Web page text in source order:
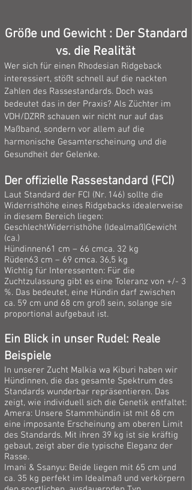
Größe und Gewicht : Der Standard
vs. die Realität
Wer sich für einen Rhodesian Ridgeback
interessiert, stößt schnell auf die nackten
Zahlen des Rassestandards. Doch was
bedeutet das in der Praxis? Als Züchter im
VDH/DZRR schauen wir nicht nur auf das
Maßband, sondern vor allem auf die
harmonische Gesamterscheinung und die
Gesundheit der Gelenke.
Der offizielle Rassestandard (FCI)
Laut Standard der FCI (Nr. 146) sollte die
Widerristhöhe eines Ridgebacks idealerweise
in diesem Bereich liegen:
GeschlechtWiderristhöhe (Idealmaß)Gewicht
(ca.)
Hündinnen61 cm – 66 cmca. 32 kg
Rüden63 cm – 69 cmca. 36,5 kg
Wichtig für Interessenten: Für die
Zuchtzulassung gibt es eine Toleranz von +/- 3
%. Das bedeutet, eine Hündin darf zwischen
ca. 59 cm und 68 cm groß sein, solange sie
proportional aufgebaut ist.
Ein Blick in unser Rudel: Reale
Beispiele
In unserer Zucht Malkia wa Kiburi haben wir
Hündinnen, die das gesamte Spektrum des
Standards wunderbar repräsentieren. Das
zeigt, wie individuell sich die Genetik entfaltet:
Amera: Unsere Stammhündin ist mit 68 cm
eine imposante Erscheinung am oberen Limit
des Standards. Mit ihren 39 kg ist sie kräftig
gebaut, zeigt aber die typische Eleganz der
Rasse.
Imani & Ssanyu: Beide liegen mit 65 cm und
ca. 35 kg perfekt im Idealmaß und verkörpern